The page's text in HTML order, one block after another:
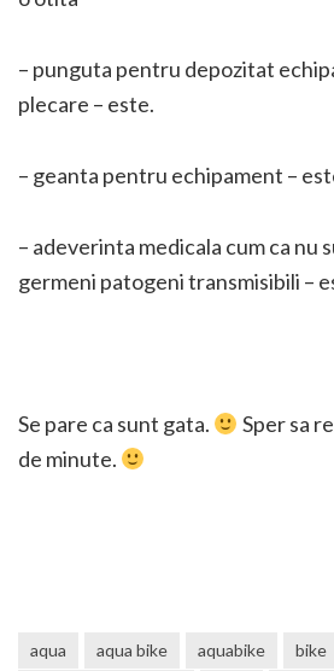
– punguta pentru depozitat
plecare – este.
– geanta pentru echipament –
– adeverinta medicala cum ca nu
germeni patogeni transmisibili –
Se pare ca sunt gata.
Sper sa
de minute.
aqua aqua bike aquabike bike